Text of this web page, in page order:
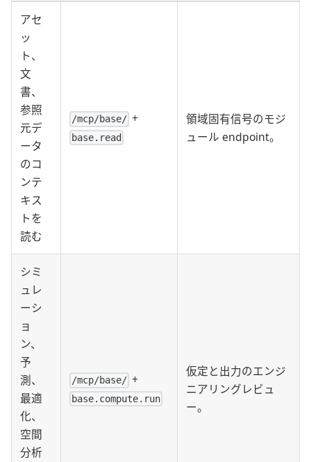
アセ
ッ
ト、
文
書、
参照
元デ
ータ
のコ
ンテ
キス
トを
読む
/mcp/base/ +
base.read
領域固有信号のモジ
ュール endpoint。
シミ
ュレ
ーシ
ョ
ン、
予
測、
最適
化、
空間
分析
/mcp/base/ +
base.compute.run
仮定と出力のエンジ
ニアリングレビュ
ー。